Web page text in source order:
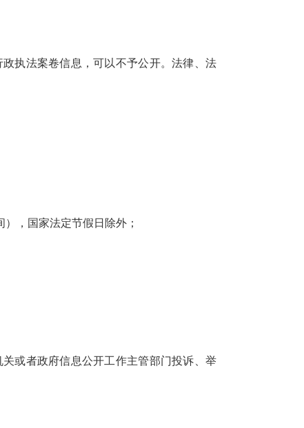
执法案卷信息，可以不予公开。法律、法
，国家法定节假日除外；
或者政府信息公开工作主管部门投诉、举